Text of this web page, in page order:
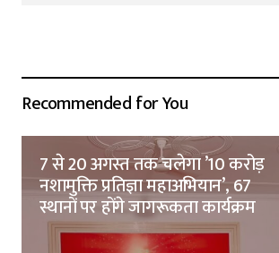
Recommended for You
7 से 20 अगस्त तक चलेगा ’10 करोड़
नशामुक्ति प्रतिज्ञा महाअभियान’, 67
स्थानों पर होंगे जागरूकता कार्यक्रम